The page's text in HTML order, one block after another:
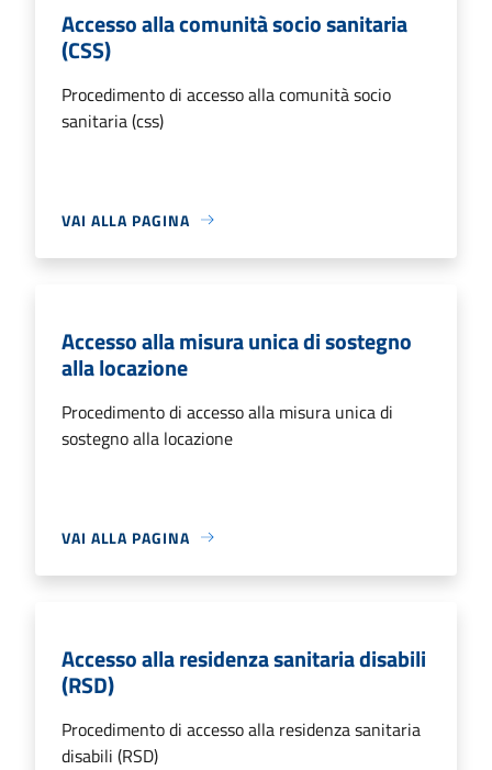
Accesso alla comunità socio sanitaria
(CSS)
Procedimento di accesso alla comunità socio
sanitaria (css)
VAI ALLA PAGINA
Accesso alla misura unica di sostegno
alla locazione
Procedimento di accesso alla misura unica di
sostegno alla locazione
VAI ALLA PAGINA
Accesso alla residenza sanitaria disabili
(RSD)
Procedimento di accesso alla residenza sanitaria
disabili (RSD)